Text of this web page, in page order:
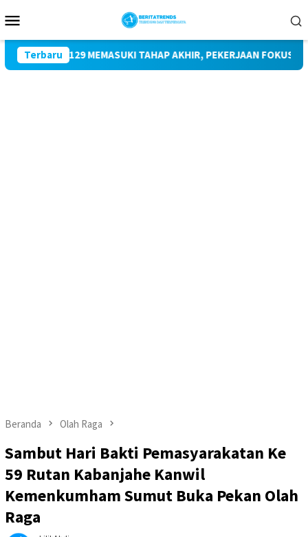
ke
Mobile
Terbaru
KE-129 MEMASUKI TAHAP AKHIR, PEKERJAAN FOKUS PADA
Beranda Olah Raga
Sambut Hari Bakti Pemasyarakatan Ke
59 Rutan Kabanjahe Kanwil
Kemenkumham Sumut Buka Pekan Olah
Raga